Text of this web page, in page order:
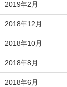
2019年2月
2018年12月
2018年10月
2018年8月
2018年6月